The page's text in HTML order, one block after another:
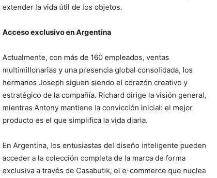
extender la vida útil de los objetos.
Acceso exclusivo en Argentina
Actualmente, con más de 160 empleados, ventas
multimillonarias y una presencia global consolidada, los
hermanos Joseph siguen siendo el corazón creativo y
estratégico de la compañía. Richard dirige la visión general,
mientras Antony mantiene la convicción inicial: el mejor
producto es el que simplifica la vida diaria.
En Argentina, los entusiastas del diseño inteligente pueden
acceder a la colección completa de la marca de forma
exclusiva a través de Casabutik, el e-commerce que nuclea